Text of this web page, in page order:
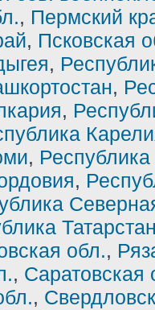
, Пермский
, Псковская
,
,
,
,
,
обл.,
, Саратовская
,